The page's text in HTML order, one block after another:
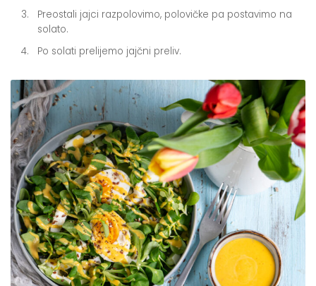
Preostali jajci razpolovimo, polovičke pa postavimo na
solato.
Po solati prelijemo jajčni preliv.